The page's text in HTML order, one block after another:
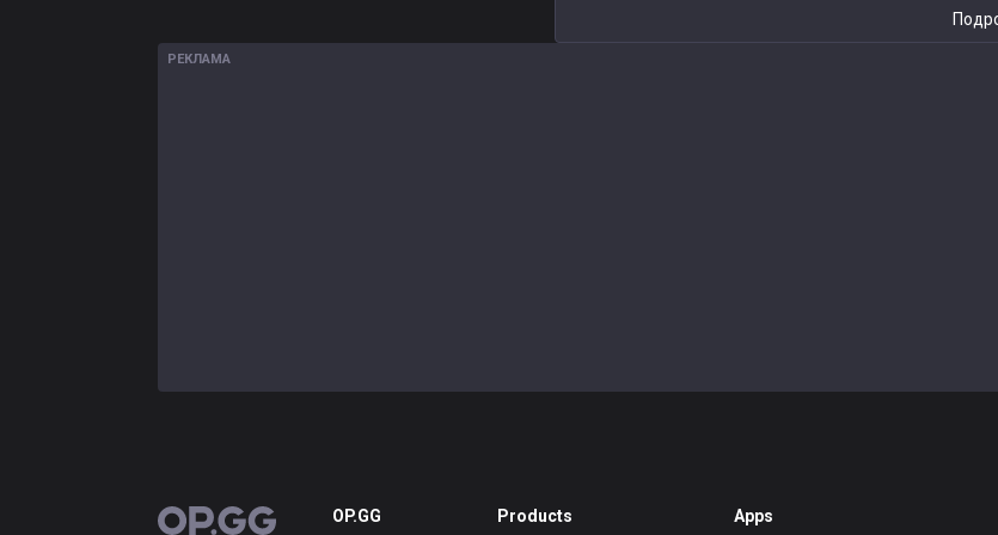
РЕКЛАМА
OP.GG OP.GG Products Apps